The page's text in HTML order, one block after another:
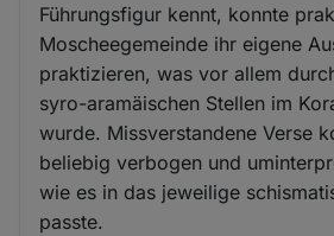
Führungsfigur kennt, konnte
Moscheegemeinde ihr eigene
praktizieren, was vor allem
syro-aramäischen Stellen im
wurde. Missverstandene Verse
beliebig verbogen und
wie es in das jeweilige
passte.